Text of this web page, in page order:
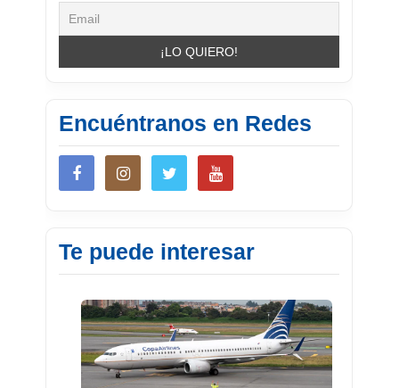
Encuéntranos en Redes
Te puede interesar